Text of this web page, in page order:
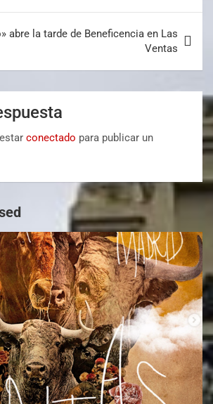
abre la tarde de Beneficencia en Las
Ventas
conectado para publicar un